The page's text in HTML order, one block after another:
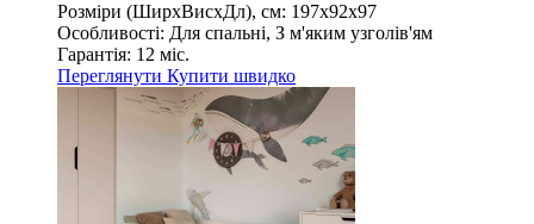
Розміри (ШирxВисxДл), см: 197х92х97
Особливості: Для спальні, З м'яким узголів'ям
Гарантія: 12 міс.
Переглянути Купити швидко